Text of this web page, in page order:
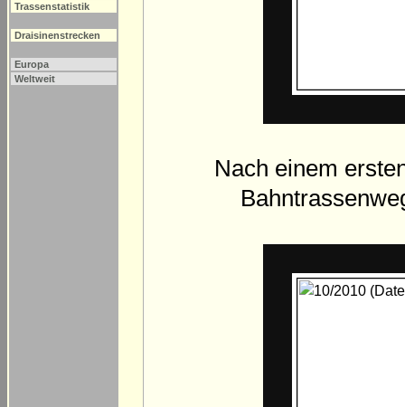
Trassenstatistik
Draisinenstrecken
Europa
Weltweit
Nach einem